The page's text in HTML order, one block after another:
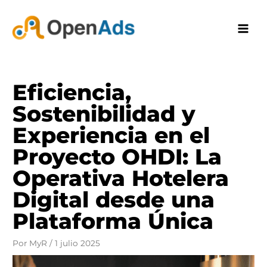
contenido
Eficiencia,
Sostenibilidad y
Experiencia en el
Proyecto OHDI: La
Operativa Hotelera
Digital desde una
Plataforma Única
Por MyR/1 julio 2025